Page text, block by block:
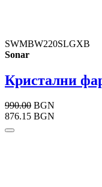
SWMBW220SLGXB
Sonar
Кристални
990.00 BGN
876.15 BGN